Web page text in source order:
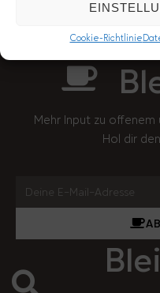
Cookie-Richtlinie
Mehr Input zu offenem
Hol dir